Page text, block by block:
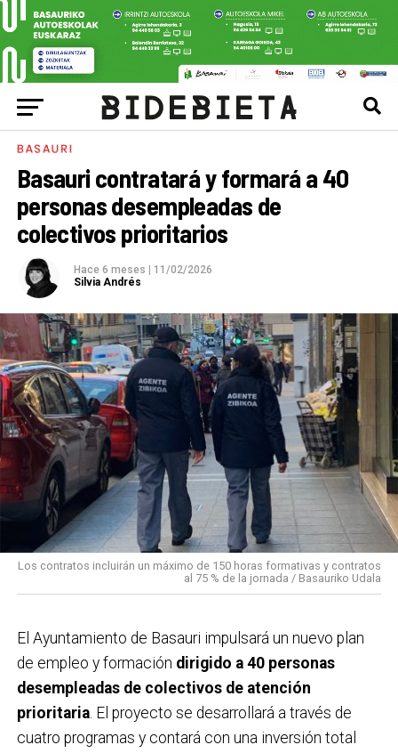
BASAURI
Basauri contratará y formará a 40
personas desempleadas de
colectivos prioritarios
Hace 6 meses
11/02/2026
Silvia Andrés
Los contratos incluirán un máximo de 150 horas formativas y contratos
al 75 % de la jornada / Basauriko Udala
El Ayuntamiento de Basauri impulsará un nuevo plan
de empleo y formación dirigido a 40 personas
desempleadas de colectivos de atención
prioritaria. El proyecto se desarrollará a través de
cuatro programas y contará con una inversión total